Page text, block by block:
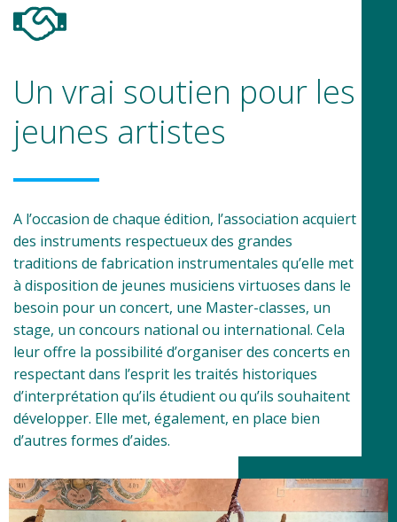
Un vrai soutien pour les
jeunes artistes
A l’occasion de chaque édition, l’association acquiert
des instruments respectueux des grandes
traditions de fabrication instrumentales qu’elle met
à disposition de jeunes musiciens virtuoses dans le
besoin pour un concert, une Master-classes, un
stage, un concours national ou international. Cela
leur offre la possibilité d’organiser des concerts en
respectant dans l’esprit les traités historiques
d’interprétation qu’ils étudient ou qu’ils souhaitent
développer. Elle met, également, en place bien
d’autres formes d’aides.